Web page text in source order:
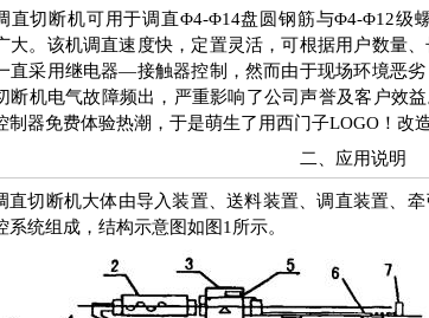
直切断机可用于调直Φ4-Φ14盘圆钢筋与Φ4-Φ12级
大。该机调直速度快，定置灵活，可根据用户数量
直采用继电器—接触器控制，然而由于现场环境恶
断机电气故障频出，严重影响了公司声誉及客户效益
制器免费体验热潮，于是萌生了用西门子LOGO ！改
二、应用说明
直切断机大体由导入装置、送料装置、调直装置、
系统组成，结构示意图如图 1 所示。